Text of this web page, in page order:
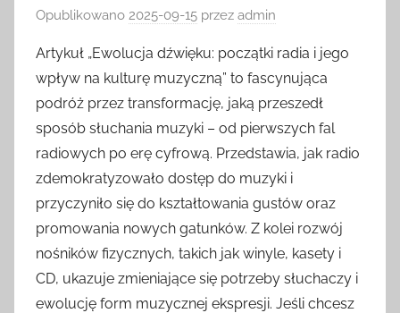
Opublikowano 2025-09-15 przez admin
Artykuł „Ewolucja dźwięku: początki radia i jego
wpływ na kulturę muzyczną” to fascynująca
podróż przez transformację, jaką przeszedł
sposób słuchania muzyki – od pierwszych fal
radiowych po erę cyfrową. Przedstawia, jak radio
zdemokratyzowało dostęp do muzyki i
przyczyniło się do kształtowania gustów oraz
promowania nowych gatunków. Z kolei rozwój
nośników fizycznych, takich jak winyle, kasety i
CD, ukazuje zmieniające się potrzeby słuchaczy i
ewolucję form muzycznej ekspresji. Jeśli chcesz